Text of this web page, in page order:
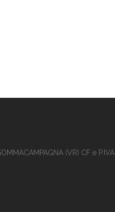
(VR) CF e P.IVA